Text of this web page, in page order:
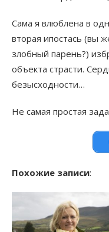
Сама я влюблена в
вторая ипостась (вы
злобный парень?)
объекта страсти.
безысходности…
Не самая простая
Похожие записи: